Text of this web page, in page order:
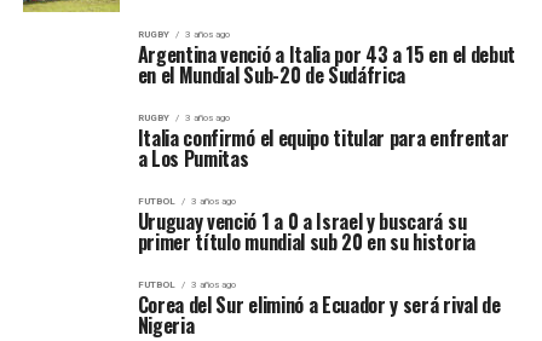
RUGBY 3 años ago
Argentina venció a Italia por 43 a 15 en el debut
en el Mundial Sub-20 de Sudáfrica
RUGBY 3 años ago
Italia confirmó el equipo titular para enfrentar
a Los Pumitas
FUTBOL 3 años ago
Uruguay venció 1 a 0 a Israel y buscará su
primer título mundial sub 20 en su historia
FUTBOL 3 años ago
Corea del Sur eliminó a Ecuador y será rival de
Nigeria